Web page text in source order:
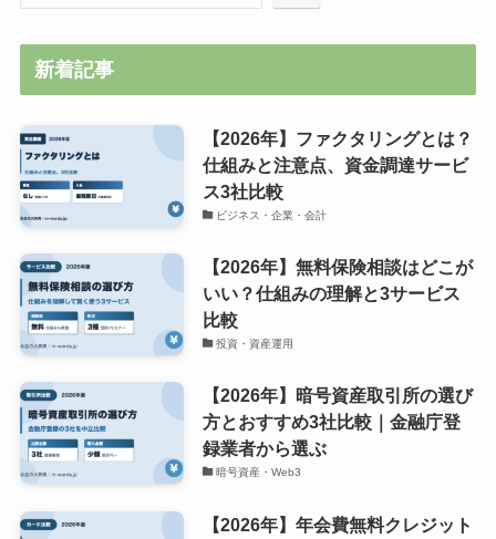
新着記事
【2026年】ファクタリングとは？
仕組みと注意点、資金調達サービ
ス3社比較
ビジネス・企業・会計
【2026年】無料保険相談はどこが
いい？仕組みの理解と3サービス
比較
投資・資産運用
【2026年】暗号資産取引所の選び
方とおすすめ3社比較｜金融庁登
録業者から選ぶ
暗号資産・Web3
【2026年】年会費無料クレジット